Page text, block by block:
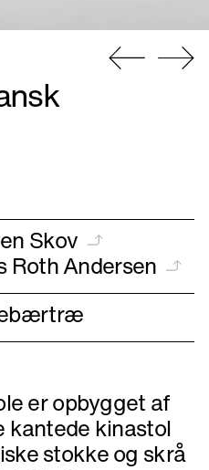
Skov
Roth Andersen
er opbygget af
kantede kinastol
stokke og skrå